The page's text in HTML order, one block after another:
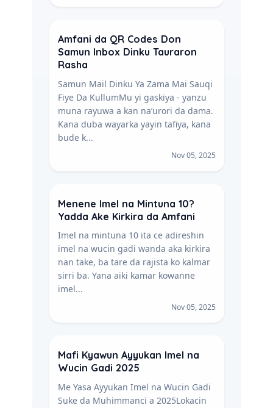
Amfani da QR Codes Don
Samun Inbox Dinku Tauraron
Rasha
Samun Mail Dinku Ya Zama Mai Sauqi
Fiye Da KullumMu yi gaskiya - yanzu
muna rayuwa a kan na’urori da dama.
Kana duba wayarka yayin tafiya, kana
bude k...
Nov 05, 2025
Menene Imel na Mintuna 10?
Yadda Ake Kirkira da Amfani
Imel na mintuna 10 ita ce adireshin
imel na wucin gadi wanda aka kirkira
nan take, ba tare da rajista ko kalmar
sirri ba. Yana aiki kamar kowanne
imel...
Nov 05, 2025
Mafi Kyawun Ayyukan Imel na
Wucin Gadi 2025
Me Yasa Ayyukan Imel na Wucin Gadi
Suke da Muhimmanci a 2025Lokacin